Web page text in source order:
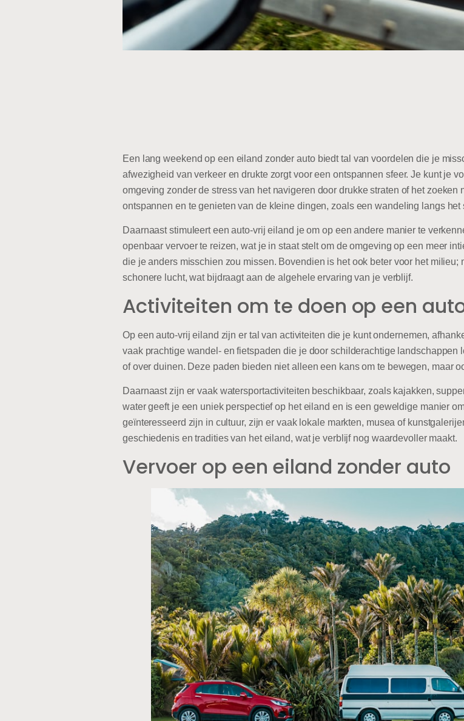
Een lang weekend op een eiland zonder auto biedt tal van voordelen die je
afwezigheid van verkeer en drukte zorgt voor een ontspannen sfeer. Je kunt je
omgeving zonder de stress van het navigeren door drukke straten of het
ontspannen en te genieten van de kleine dingen, zoals een wandeling langs het
Daarnaast stimuleert een auto-vrij eiland je om op een andere manier te
openbaar vervoer te reizen, wat je in staat stelt om de omgeving op een meer
die je anders misschien zou missen. Bovendien is het ook beter voor het
schonere lucht, wat bijdraagt aan de algehele ervaring van je verblijf.
Activiteiten om te doen op een
Op een auto-vrij eiland zijn er tal van activiteiten die je kunt ondernemen,
vaak prachtige wandel- en fietspaden die je door schilderachtige
of over duinen. Deze paden bieden niet alleen een kans om te bewegen, maar
Daarnaast zijn er vaak watersportactiviteiten beschikbaar, zoals kajakken,
water geeft je een uniek perspectief op het eiland en is een geweldige manier
geïnteresseerd zijn in cultuur, zijn er vaak lokale markten, musea of
geschiedenis en tradities van het eiland, wat je verblijf nog waardevoller maakt.
Vervoer op een eiland zonder auto